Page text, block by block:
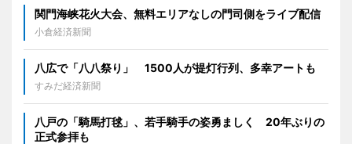
関門海峡花火大会、無料エリアなしの門司側をライブ配信
小倉経済新聞
八広で「八八祭り」 1500人が提灯行列、多幸アートも
すみだ経済新聞
八戸の「騎馬打毬」、若手騎手の姿勇ましく 20年ぶりの
正式参拝も